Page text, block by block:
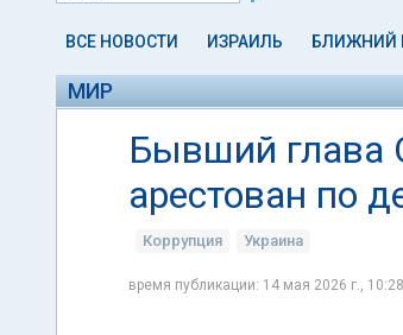
ВСЕ НОВОСТИ ИЗРАИЛЬ БЛИЖНИЙ
МИР
Бывший глава
арестован по
Коррупция Украина
время публикации: 14 мая 2026 г.,